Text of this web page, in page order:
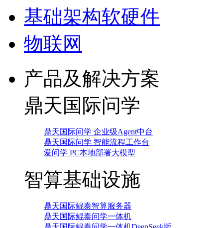
基础架构软硬件
物联网
产品及解决方案
鼎天国际问学
鼎天国际问学 企业级Agent中台
鼎天国际问学 智能流程工作台
爱问学 PC本地部署大模型
智算基础设施
鼎天国际鲲泰智算服务器
鼎天国际鲲泰问学一体机